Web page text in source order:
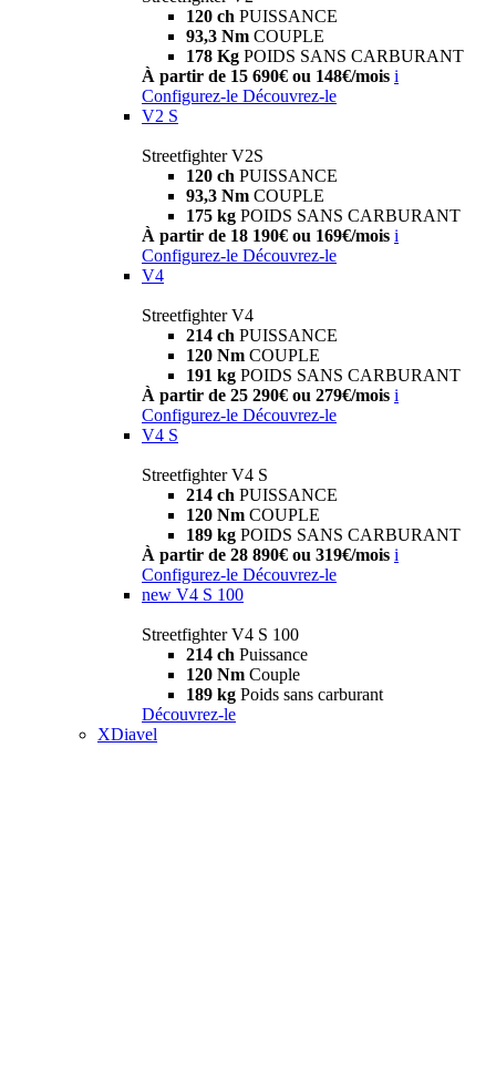
120 ch PUISSANCE
93,3 Nm COUPLE
178 Kg POIDS SANS CARBURANT
À partir de 15 690€ ou 148€/mois i
Configurez-le Découvrez-le
V2 S
Streetfighter V2S
120 ch PUISSANCE
93,3 Nm COUPLE
175 kg POIDS SANS CARBURANT
À partir de 18 190€ ou 169€/mois i
Configurez-le Découvrez-le
V4
Streetfighter V4
214 ch PUISSANCE
120 Nm COUPLE
191 kg POIDS SANS CARBURANT
À partir de 25 290€ ou 279€/mois i
Configurez-le Découvrez-le
V4 S
Streetfighter V4 S
214 ch PUISSANCE
120 Nm COUPLE
189 kg POIDS SANS CARBURANT
À partir de 28 890€ ou 319€/mois i
Configurez-le Découvrez-le
new V4 S 100
Streetfighter V4 S 100
214 ch Puissance
120 Nm Couple
189 kg Poids sans carburant
Découvrez-le
XDiavel